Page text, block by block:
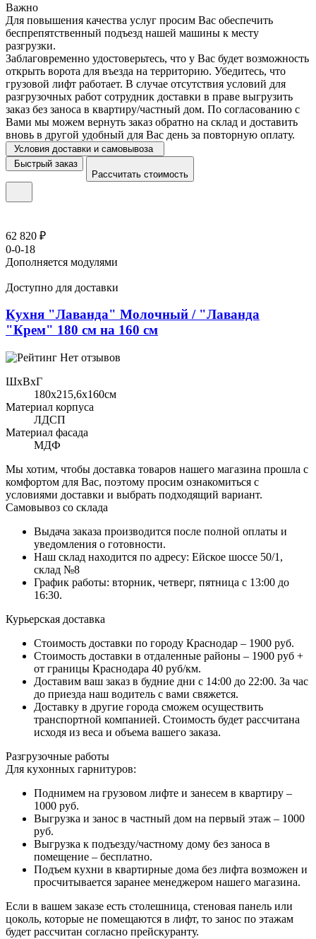
Важно
Для повышения качества услуг просим Вас обеспечить
беспрепятственный подъезд нашей машины к месту
разгрузки.
Заблаговременно удостоверьтесь, что у Вас будет возможность
открыть ворота для въезда на территорию. Убедитесь, что
грузовой лифт работает. В случае отсутствия условий для
разгрузочных работ сотрудник доставки в праве выгрузить
заказ без заноса в квартиру/частный дом. По согласованию с
Вами мы можем вернуть заказ обратно на склад и доставить
вновь в другой удобный для Вас день за повторную оплату.
Условия доставки и самовывоза
Быстрый заказ
Рассчитать стоимость
62 820 ₽
0-0-18
Дополняется модулями
Доступно для доставки
Кухня "Лаванда" Молочный / "Лаванда
"Крем" 180 см на 160 см
Нет отзывов
ШхВхГ
180x215,6х160см
Материал корпуса
ЛДСП
Материал фасада
МДФ
Мы хотим, чтобы доставка товаров нашего магазина прошла с
комфортом для Вас, поэтому просим ознакомиться с
условиями доставки и выбрать подходящий вариант.
Самовывоз со склада
Выдача заказа производится после полной оплаты и
уведомления о готовности.
Наш склад находится по адресу: Ейское шоссе 50/1,
склад №8
График работы: вторник, четверг, пятница с 13:00 до
16:30.
Курьерская доставка
Стоимость доставки по городу Краснодар – 1900 руб.
Стоимость доставки в отдаленные районы – 1900 руб +
от границы Краснодара 40 руб/км.
Доставим ваш заказ в будние дни с 14:00 до 22:00. За час
до приезда наш водитель с вами свяжется.
Доставку в другие города сможем осуществить
транспортной компанией. Стоимость будет рассчитана
исходя из веса и объема вашего заказа.
Разгрузочные работы
Для кухонных гарнитуров:
Поднимем на грузовом лифте и занесем в квартиру –
1000 руб.
Выгрузка и занос в частный дом на первый этаж – 1000
руб.
Выгрузка к подъезду/частному дому без заноса в
помещение – бесплатно.
Подъем кухни в квартирные дома без лифта возможен и
просчитывается заранее менеджером нашего магазина.
Если в вашем заказе есть столешница, стеновая панель или
цоколь, которые не помещаются в лифт, то занос по этажам
будет рассчитан согласно прейскуранту.